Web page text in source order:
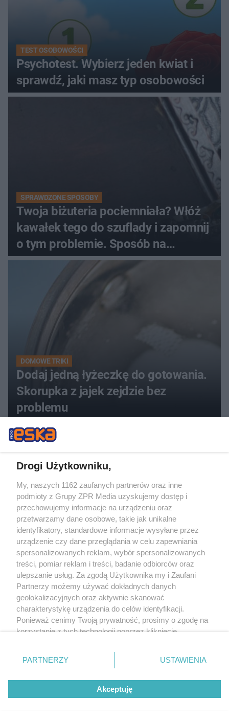
TEST OSOBOWOŚCI
Psychotest. Wybierz jeden kwiat i
sprawdź, jaki masz typ osobowości
SPRAWDZONE SPOSOBY
Twoja biżuteria pociemniała? Włóż
kawałek tego do szuflady i zapomnij
o tym problemie. Sposób na
pociemniałą biżuterię
DOMOWE TRIKI
Dodaj jedną łyżeczkę do gotowania.
Skorupka z jajek zejdzie bez
problemu
ZOBACZ WIĘCEJ
Drogi Użytkowniku,
My, naszych 1162 zaufanych partnerów oraz inne
podmioty z Grupy ZPR Media uzyskujemy dostęp i
przechowujemy informacje na urządzeniu oraz
przetwarzamy dane osobowe, takie jak unikalne
identyfikatory, standardowe informacje wysyłane przez
urządzenie czy dane przeglądania w celu zapewniania
spersonalizowanych reklam, wybór spersonalizowanych
treści, pomiar reklam i treści, badanie odbiorców oraz
ulepszanie usług. Za zgodą Użytkownika my i Zaufani
Partnerzy możemy używać dokładnych danych
geolokalizacyjnych oraz aktywnie skanować
charakterystykę urządzenia do celów identyfikacji.
Ponieważ cenimy Twoją prywatność, prosimy o zgodę na
korzystanie z tych technologii poprzez kliknięcie
zmienić/wycofać klikając przycisk ustawień prywatności
znajdujący się w lewym dolnym rogu strony
rodzaje przetwarzania danych nie wymagają zgody
użytkownika, ale masz prawo sprzeciwić się takiemu
przetwarzaniu. Preferencje będą miały zastosowanie tylko
PARTNERZY USTAWIENIA
Akceptuję